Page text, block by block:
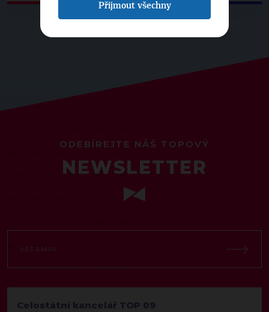
ODEBÍREJTE NÁŠ TOPOVÝ
NEWSLETTER
Celostátní kancelář TOP 09
Přijmout všechny